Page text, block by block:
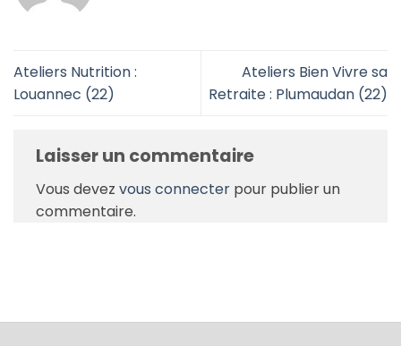
Ateliers Nutrition :
Louannec (22)
Ateliers Bien Vivre sa
Retraite : Plumaudan (22)
Laisser un commentaire
Vous devez vous connecter pour publier un
commentaire.